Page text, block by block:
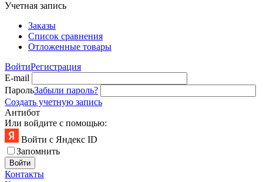
Учетная запись
Заказы
Список сравнения
Отложенные товары
ВойтиРегистрация
E-mail
ПарольЗабыли пароль?
Создать учетную запись
Антибот
Или войдите с помощью:
Войти с Яндекс ID
Запомнить
Войти
Контакты